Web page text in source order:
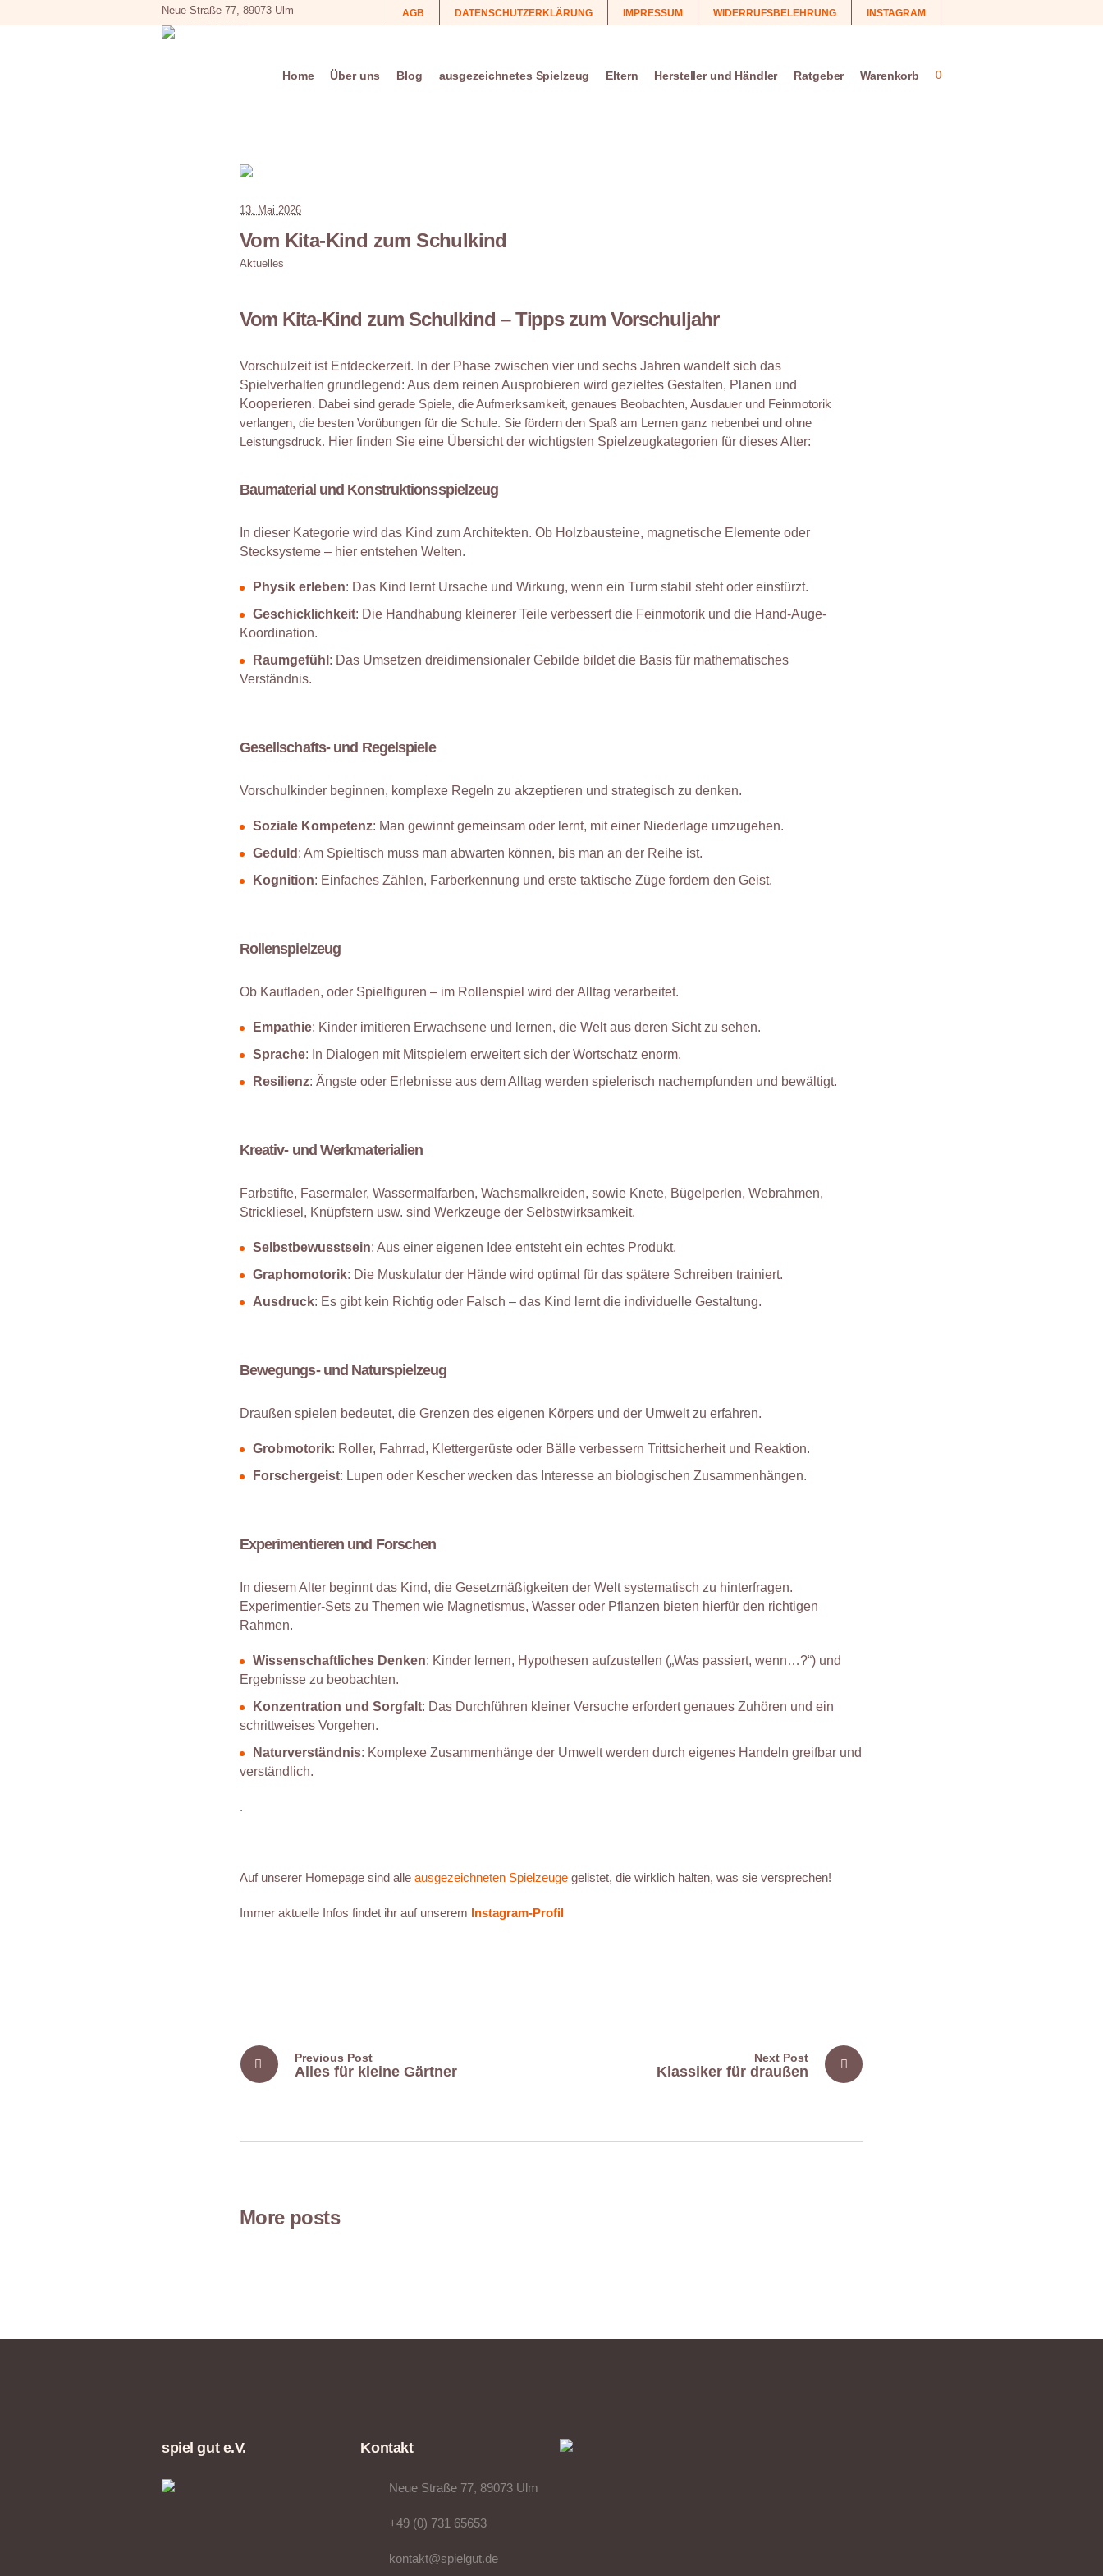
AGB DATENSCHUTZERKLÄRUNG IMPRESSUM WIDERRUFSBELEHRUNG INSTAGRAM
Neue Straße 77, 89073 Ulm
+49 (0) 731 65653
0
Home Über uns Blog ausgezeichnetes Spielzeug Eltern Hersteller und Händler Ratgeber Warenkorb
13. Mai 2026
Vom Kita-Kind zum Schulkind
Aktuelles
Vom Kita-Kind zum Schulkind –Tipps zum Vorschuljahr
Vorschulzeit ist Entdeckerzeit. In der Phase zwischen vier und sechs Jahren wandelt sich das
Spielverhalten grundlegend: Aus dem reinen Ausprobieren wird gezieltes Gestalten, Planen und
Kooperieren. Dabei sind gerade Spiele, die Aufmerksamkeit, genaues Beobachten, Ausdauer und Feinmotorik
verlangen, die besten Vorübungen für die Schule. Sie fördern den Spaß am Lernen ganz nebenbei und ohne
Leistungsdruck. Hier finden Sie eine Übersicht der wichtigsten Spielzeugkategorien für dieses Alter:
Baumaterial und Konstruktionsspielzeug
In dieser Kategorie wird das Kind zum Architekten. Ob Holzbausteine, magnetische Elemente oder
Stecksysteme – hier entstehen Welten.
Physik erleben: Das Kind lernt Ursache und Wirkung, wenn ein Turm stabil steht oder einstürzt.
Geschicklichkeit: Die Handhabung kleinerer Teile verbessert die Feinmotorik und die Hand-Auge-
Koordination.
Raumgefühl : Das Umsetzen dreidimensionaler Gebilde bildet die Basis für mathematisches
Verständnis.
Gesellschafts- und Regelspiele
Vorschulkinder beginnen, komplexe Regeln zu akzeptieren und strategisch zu denken.
Soziale Kompetenz: Man gewinnt gemeinsam oder lernt, mit einer Niederlage umzugehen.
Geduld : Am Spieltisch muss man abwarten können, bis man an der Reihe ist.
Kognition: Einfaches Zählen, Farberkennung und erste taktische Züge fordern den Geist.
Rollenspielzeug
Ob Kaufladen, oder Spielfiguren – im Rollenspiel wird der Alltag verarbeitet.
Empathie: Kinder imitieren Erwachsene und lernen, die Welt aus deren Sicht zu sehen.
Sprache: In Dialogen mit Mitspielern erweitert sich der Wortschatz enorm.
Resilienz: Ängste oder Erlebnisse aus dem Alltag werden spielerisch nachempfunden und bewältigt.
Kreativ- und Werkmaterialien
Farbstifte, Fasermaler, Wassermalfarben, Wachsmalkreiden, sowie Knete, Bügelperlen, Webrahmen,
Strickliesel, Knüpfstern usw. sind Werkzeuge der Selbstwirksamkeit.
Selbstbewusstsein: Aus einer eigenen Idee entsteht ein echtes Produkt.
Graphomotorik: Die Muskulatur der Hände wird optimal für das spätere Schreiben trainiert.
Ausdruck: Es gibt kein Richtig oder Falsch – das Kind lernt die individuelle Gestaltung.
Bewegungs- und Naturspielzeug
Draußen spielen bedeutet, die Grenzen des eigenen Körpers und der Umwelt zu erfahren.
Grobmotorik: Roller, Fahrrad, Klettergerüste oder Bälle verbessern Trittsicherheit und Reaktion.
Forschergeist: Lupen oder Kescher wecken das Interesse an biologischen Zusammenhängen.
Experimentieren und Forschen
In diesem Alter beginnt das Kind, die Gesetzmäßigkeiten der Welt systematisch zu hinterfragen.
Experimentier-Sets zu Themen wie Magnetismus, Wasser oder Pflanzen bieten hierfür den richtigen
Rahmen.
Wissenschaftliches Denken: Kinder lernen, Hypothesen aufzustellen („Was passiert, wenn…?“) und
Ergebnisse zu beobachten.
Konzentration und Sorgfalt: Das Durchführen kleiner Versuche erfordert genaues Zuhören und ein
schrittweises Vorgehen.
Naturverständnis: Komplexe Zusammenhänge der Umwelt werden durch eigenes Handeln greifbar und
verständlich.
.
Auf unserer Homepage sind alle ausgezeichneten Spielzeugegelistet, die wirklich halten, was sie versprechen!
Immer aktuelle Infos findet ihr auf unserem Instagram-Profil
Previous Post
Alles für kleine Gärtner
Next Post
Klassiker für draußen
More posts
spiel gut e.V. Kontakt
Neue Straße 77, 89073 Ulm
+49 (0) 731 65653
kontakt@spielgut.de